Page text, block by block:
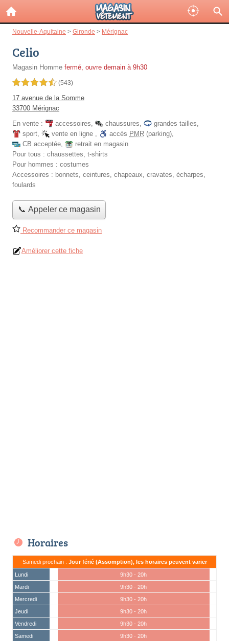
Nouvelle-Aquitaine > Gironde > Mérignac
Celio
Magasin Homme fermé, ouvre demain à 9h30
4,5 étoiles sur 5 (543)
17 avenue de la Somme
33700 Mérignac
En vente :
accessoires, chaussures, grandes tailles,
sport, vente en ligne , accès PMR (parking),
CB acceptée,
retrait en magasin
Pour tous : chaussettes, t-shirts
Pour hommes : costumes
Accessoires : bonnets, ceintures, chapeaux, cravates, écharpes,
foulards
📞 Appeler ce magasin
Recommander ce magasin
Améliorer cette fiche
Horaires
Samedi prochain : Jour férié (Assomption), les horaires peuvent varier
Lundi
9h30 - 20h
Mardi
9h30 - 20h
Mercredi
9h30 - 20h
Jeudi
9h30 - 20h
Vendredi
9h30 - 20h
Samedi
9h30 - 20h